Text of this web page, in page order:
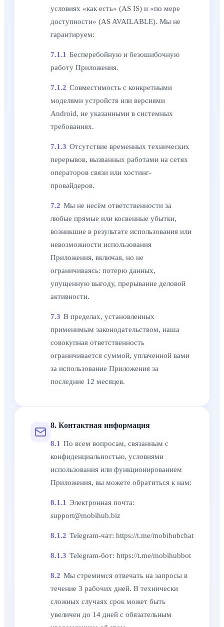
условиях «как есть» (AS IS) и «по мере
доступности» (AS AVAILABLE). Мы не
гарантируем:
7.1.1 Бесперебойную и безошибочную
работу Приложения.
7.1.2 Совместимость с конкретными
моделями устройств или версиями
Android, не указанными в системных
требованиях.
7.1.3 Отсутствие временных технических
перерывов, вызванных работами на сетях
операторов связи или хостинг-
провайдеров.
7.2 Мы не несём ответственности за
любые прямые или косвенные убытки,
возникшие в результате использования или
невозможности использования
Приложения, включая, но не
ограничиваясь: потерю данных,
упущенную выгоду, прерывание деловой
активности.
7.3 В пределах, установленных
применимым законодательством, наша
совокупная ответственность
ограничивается суммой, уплаченной вами
за использование Приложения за
последние 12 месяцев.
8. Контактная информация
8.1 По всем вопросам, связанным с
конфиденциальностью, условиями
использования или функционированием
Приложения, вы можете обратиться к нам:
8.1.1 Электронная почта:
support@mobihub.biz
8.1.2 Telegram-чат: https://t.me/mobihubchat
8.1.3 Telegram-бот: https://t.me/mobihubbot
8.2 Мы стремимся отвечать на запросы в
течение 3 рабочих дней. В технически
сложных случаях срок может быть
увеличен до 14 дней с обязательным